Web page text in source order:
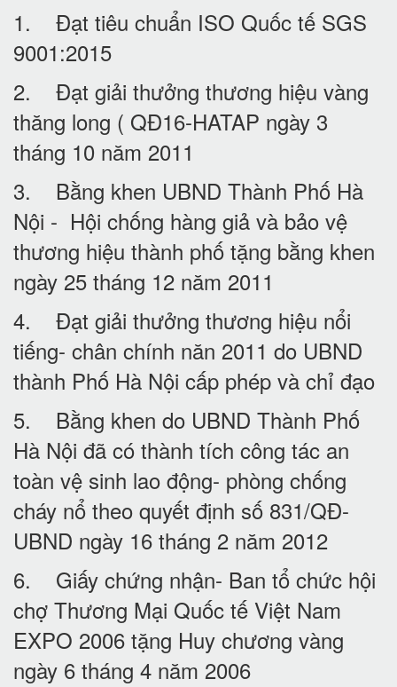
1. Đạt tiêu chuẩn ISO Quốc tế SGS
9001:2015
2. Đạt giải thưởng thương hiệu vàng
thăng long ( QĐ16-HATAP ngày 3
tháng 10 năm 2011
3. Bằng khen UBND Thành Phố Hà
Nội - Hội chống hàng giả và bảo vệ
thương hiệu thành phố tặng bằng khen
ngày 25 tháng 12 năm 2011
4. Đạt giải thưởng thương hiệu nổi
tiếng- chân chính năn 2011 do UBND
thành Phố Hà Nội cấp phép và chỉ đạo
5. Bằng khen do UBND Thành Phố
Hà Nội đã có thành tích công tác an
toàn vệ sinh lao động- phòng chống
cháy nổ theo quyết định số 831/QĐ-
UBND ngày 16 tháng 2 năm 2012
6. Giấy chứng nhận- Ban tổ chức hội
chợ Thương Mại Quốc tế Việt Nam
EXPO 2006 tặng Huy chương vàng
ngày 6 tháng 4 năm 2006